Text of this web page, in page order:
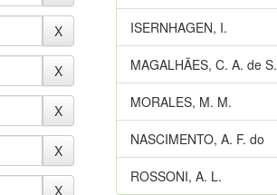
ISERNHAGEN, I.
MAGALHÃES, C. A. de S.
MORALES, M. M.
NASCIMENTO, A. F. do
ROSSONI, A. L.